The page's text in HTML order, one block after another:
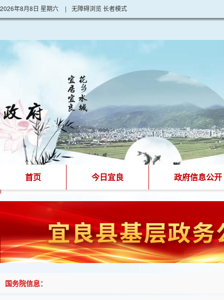
2026年8月8日 星期六 | 无障碍浏览长者模式
首页 今日宜良 政府信息公开
国务院信息：